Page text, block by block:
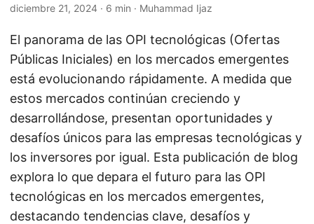
diciembre 21, 2024 · 6 min · Muhammad Ijaz
El panorama de las OPI tecnológicas (Ofertas
Públicas Iniciales) en los mercados emergentes
está evolucionando rápidamente. A medida que
estos mercados continúan creciendo y
desarrollándose, presentan oportunidades y
desafíos únicos para las empresas tecnológicas y
los inversores por igual. Esta publicación de blog
explora lo que depara el futuro para las OPI
tecnológicas en los mercados emergentes,
destacando tendencias clave, desafíos y